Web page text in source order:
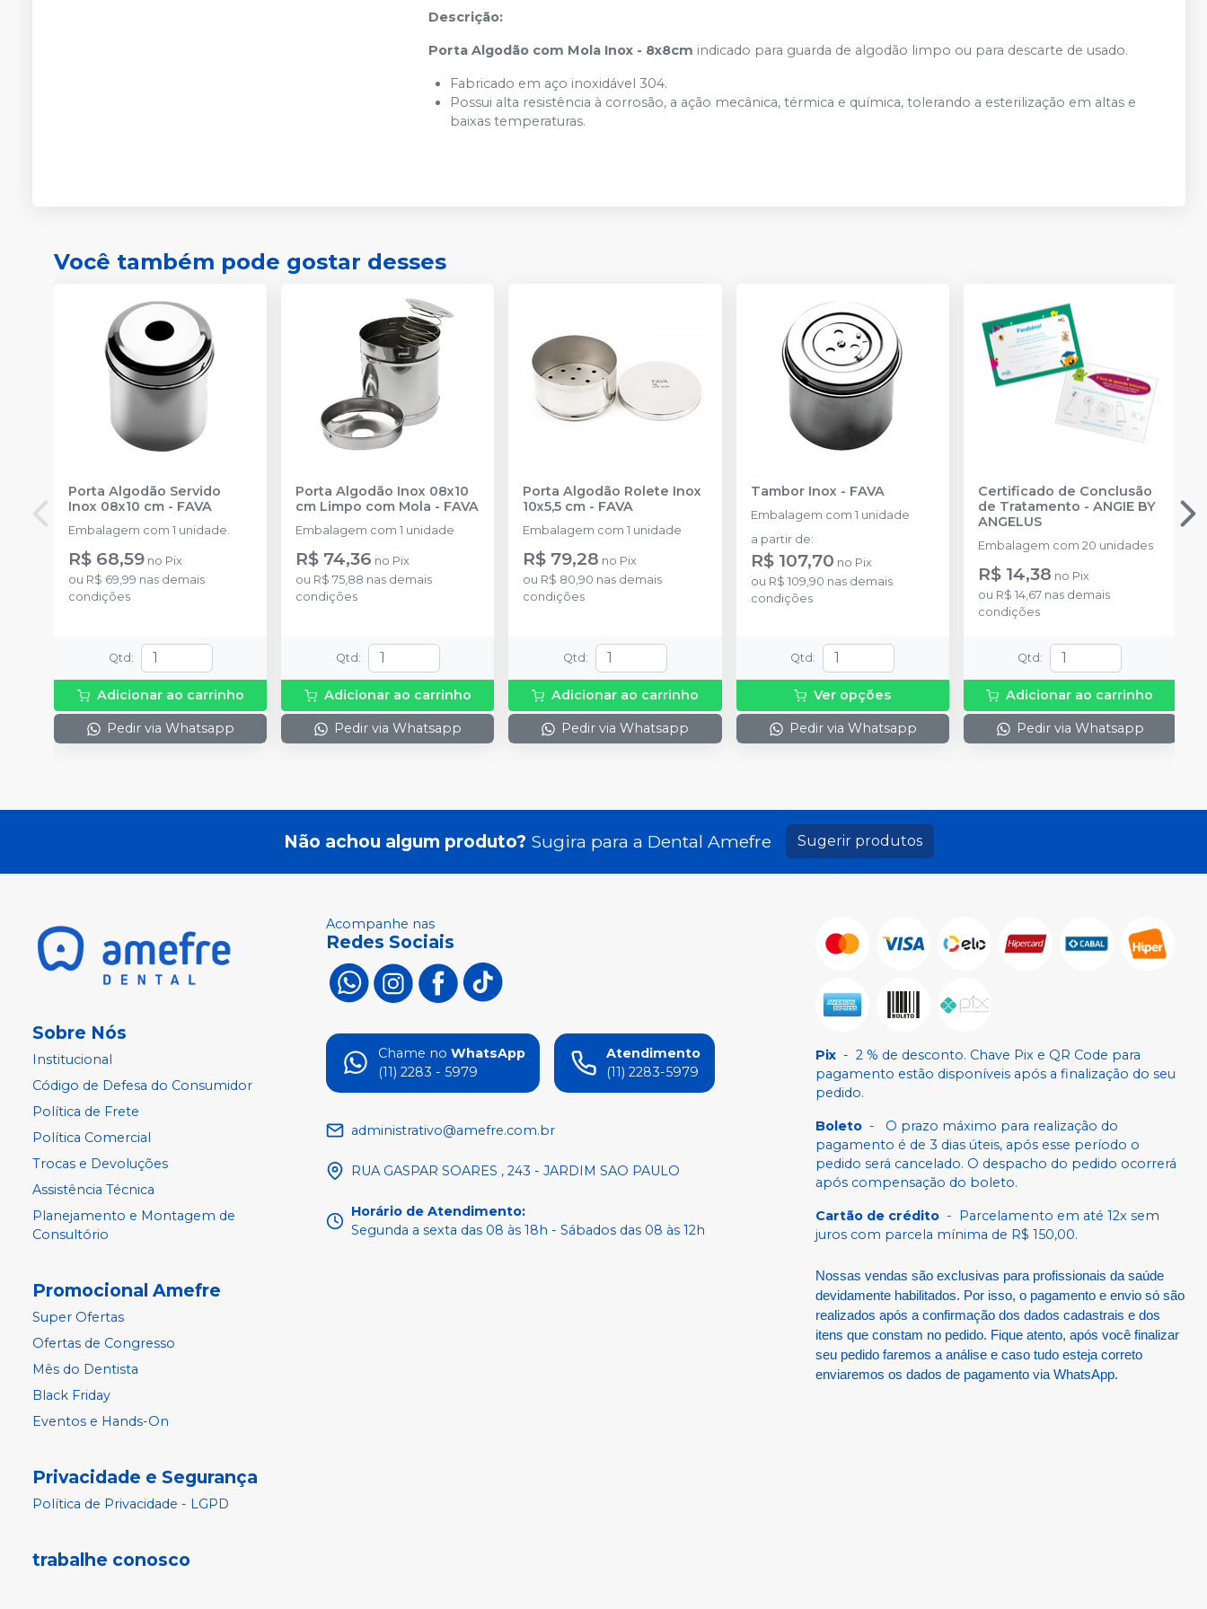
Descrição:
Porta Algodão com Mola Inox - 8x8cm indicado para guarda de algodão limpo ou para descarte de usado.
Fabricado em aço inoxidável 304.
Possui alta resistência à corrosão, a ação mecânica, térmica e química, tolerando a esterilização em altas e
baixas temperaturas.
Você também pode gostar desses
Porta Algodão Servido
Inox 08x10 cm - FAVA
Embalagem com 1 unidade.
R$ 68,59 no Pix
ou R$ 69,99 nas demais
condições
Qtd :
Adicionar ao carrinho
Pedir via Whatsapp
Porta Algodão Inox 08x10
cm Limpo com Mola - FAVA
Embalagem com 1 unidade
R$ 74,36 no Pix
ou R$ 75,88 nas demais
condições
Qtd :
Adicionar ao carrinho
Pedir via Whatsapp
Porta Algodão Rolete Inox
10x5,5 cm - FAVA
Embalagem com 1 unidade
R$ 79,28 no Pix
ou R$ 80,90 nas demais
condições
Qtd :
Adicionar ao carrinho
Pedir via Whatsapp
Tambor Inox - FAVA
Embalagem com 1 unidade
a partir de:
R$ 107,70 no Pix
ou R$ 109,90 nas demais
condições
Qtd :
Ver opções
Pedir via Whatsapp
Certificado de Conclusão
de Tratamento - ANGIE BY
ANGELUS
Embalagem com 20 unidades
R$ 14,38 no Pix
ou R$ 14,67nas demais
condições
Qtd :
Adicionar ao carrinho
Pedir via Whatsapp
Não achou algum produto? Sugira para a Dental Amefre Sugerir produtos
Sobre Nós
Institucional
Código de Defesa do Consumidor
Política de Frete
Política Comercial
Trocas e Devoluções
Assistência Técnica
Planejamento e Montagem de
Consultório
Promocional Amefre
Super Ofertas
Ofertas de Congresso
Mês do Dentista
Black Friday
Eventos e Hands-On
Privacidade e Segurança
Política de Privacidade - LGPD
trabalhe conosco
Acompanhe nas
Redes Sociais
Chame no WhatsApp
(11) 2283 - 5979
Atendimento
(11) 2283-5979
administrativo@amefre.com.br
RUA GASPAR SOARES , 243 - JARDIM SAO PAULO
Horário de Atendimento:
Segunda a sexta das 08 às 18h - Sábados das 08 às 12h
Pix - 2 % de desconto. Chave Pix e QR Code para
pagamento estão disponíveis após a finalização do seu
pedido.
Boleto -
O prazo máximo para realização do
pagamento é de 3 dias úteis, após esse período o
pedido será cancelado. O despacho do pedido ocorrerá
após compensação do boleto.
Cartão de crédito - Parcelamento em até 12x sem
juros com parcela mínima de R$ 150,00.
Nossas vendas são exclusivas para profissionais da saúde
devidamente habilitados. Por isso, o pagamento e envio só são
realizados após a confirmação dos dados cadastrais e dos
itens que constam no pedido. Fique atento, após você finalizar
seu pedido faremos a análise e caso tudo esteja correto
enviaremos os dados de pagamento via WhatsApp.